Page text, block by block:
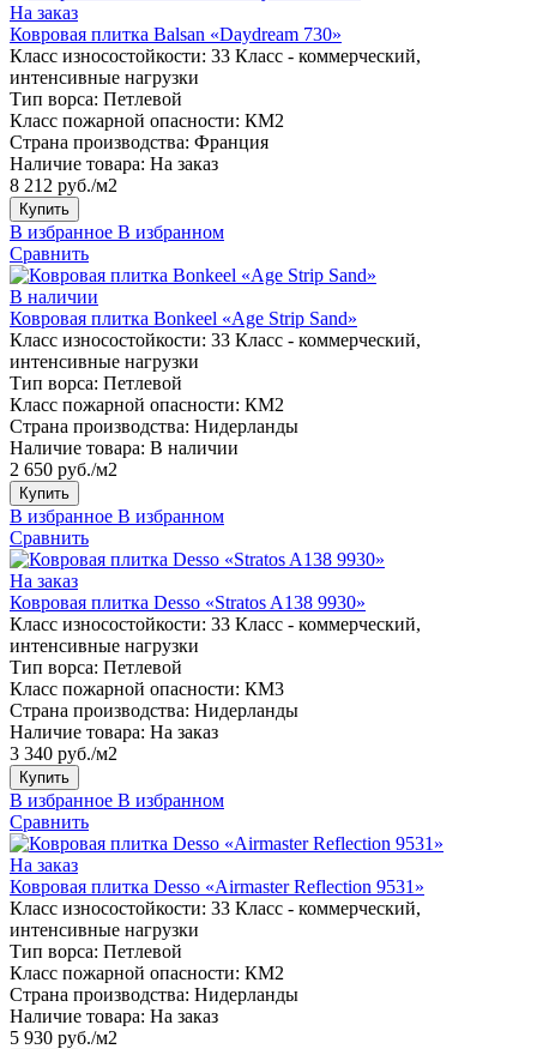
На заказ
Ковровая плитка Balsan «Daydream 730»
Класс износостойкости: 33 Класс - коммерческий,
интенсивные нагрузки
Тип ворса: Петлевой
Класс пожарной опасности: КМ2
Страна производства: Франция
Наличие товара: На заказ
8 212 руб./м2
Купить
В избранное В избранном
Сравнить
В наличии
Ковровая плитка Bonkeel «Age Strip Sand»
Класс износостойкости: 33 Класс - коммерческий,
интенсивные нагрузки
Тип ворса: Петлевой
Класс пожарной опасности: КМ2
Страна производства: Нидерланды
Наличие товара: В наличии
2 650 руб./м2
Купить
В избранное В избранном
Сравнить
На заказ
Ковровая плитка Desso «Stratos A138 9930»
Класс износостойкости: 33 Класс - коммерческий,
интенсивные нагрузки
Тип ворса: Петлевой
Класс пожарной опасности: КМ3
Страна производства: Нидерланды
Наличие товара: На заказ
3 340 руб./м2
Купить
В избранное В избранном
Сравнить
На заказ
Ковровая плитка Desso «Airmaster Reflection 9531»
Класс износостойкости: 33 Класс - коммерческий,
интенсивные нагрузки
Тип ворса: Петлевой
Класс пожарной опасности: КМ2
Страна производства: Нидерланды
Наличие товара: На заказ
5 930 руб./м2